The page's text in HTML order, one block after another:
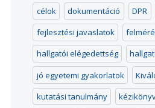
célok
dokumentáció DPR
fejlesztési javaslatok
hallgatói elégedettség
jó egyetemi gyakorlatok
kutatási tanulmány